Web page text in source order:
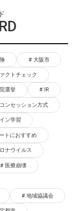
大阪市
クトチェック
選挙 IR
コンセッション方式
ン学習
トにおすすめ
ナウイルス
医療崩壊
地域協議会